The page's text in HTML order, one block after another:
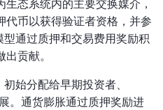
态系统内的主要交换媒介，
代币以获得验证者资格，并参
通过质押和交易费用奖励积
贡献。
始分配给早期投资者、
。通货膨胀通过质押奖励进